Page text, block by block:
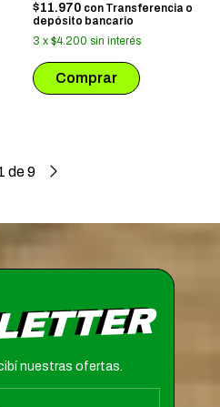
$11.970 con Transferencia o
depósito bancario
3 x $4.200 sin interés
de9
nuestras ofertas.